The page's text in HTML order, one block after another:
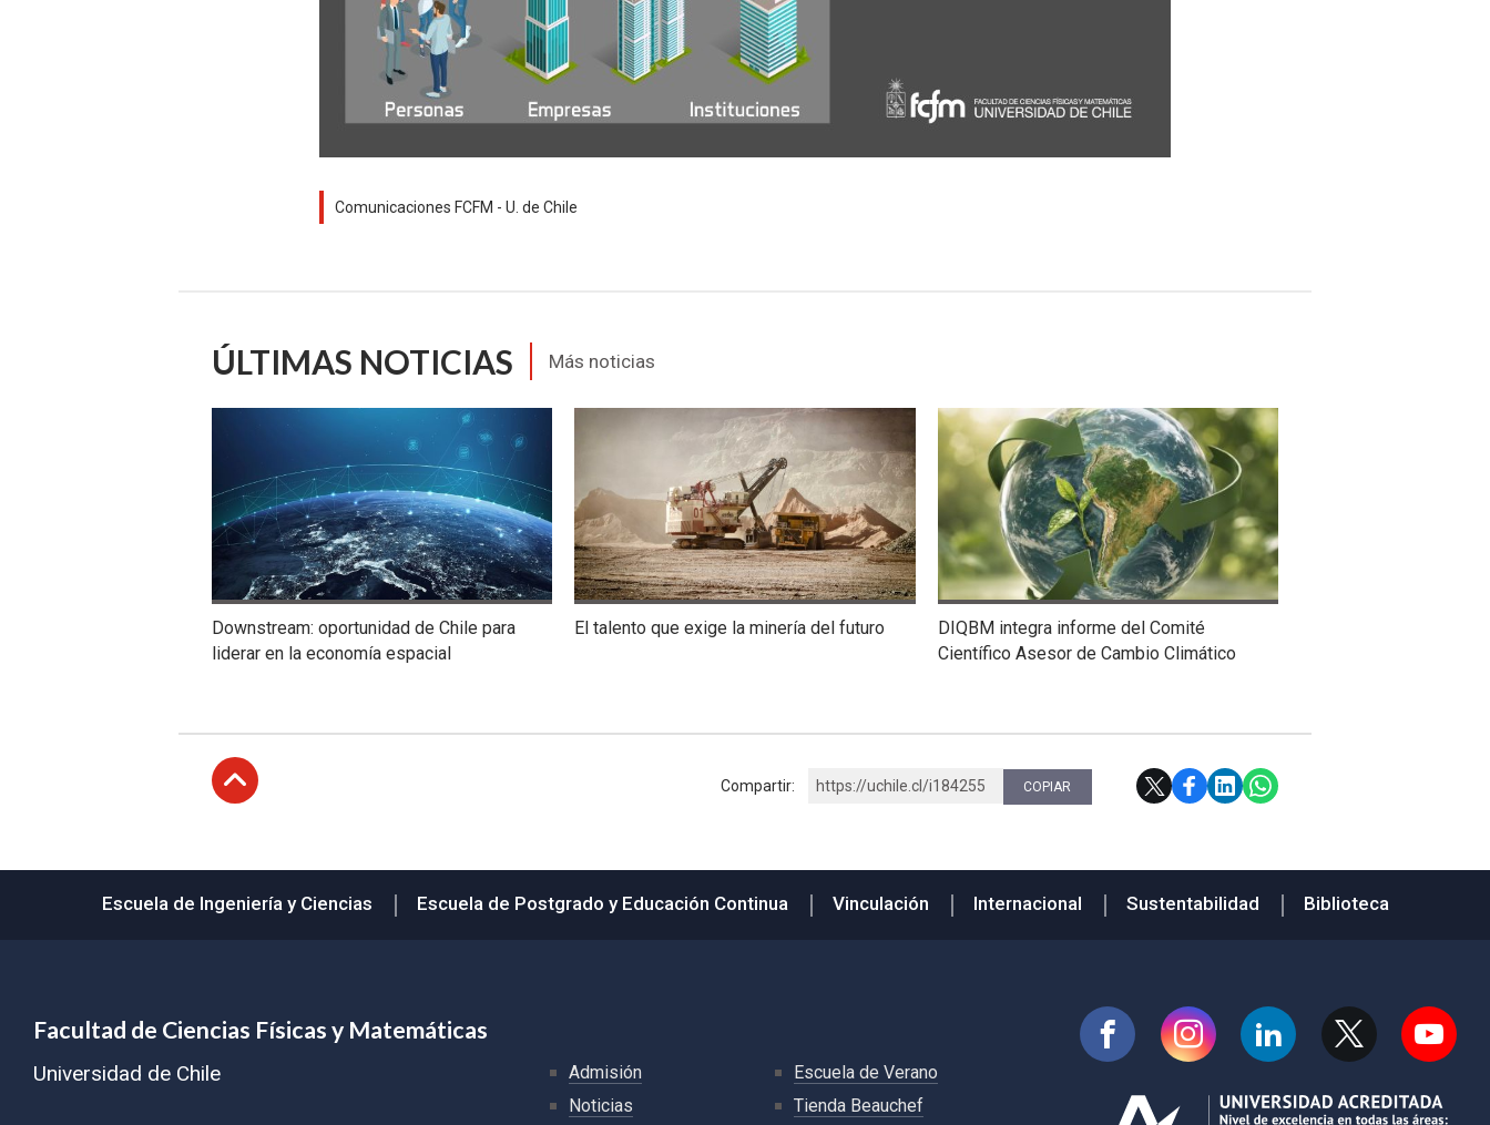
Comunicaciones FCFM - U. de Chile
ÚLTIMAS NOTICIAS Más noticias
Downstream: oportunidad de Chile para
liderar en la economía espacial
El talento que exige la minería del futuro
DIQBM integra informe del Comité
Científico Asesor de Cambio Climático
Compartir: https://uchile.cl/i184255 COPIAR
Escuela de Ingeniería y Ciencias Escuela de Postgrado y Educación Continua Vinculación Internacional Sustentabilidad Biblioteca
Facultad de Ciencias Físicas y Matemáticas
Universidad de Chile
Admisión
Noticias
Escuela de Verano
Tienda Beauchef